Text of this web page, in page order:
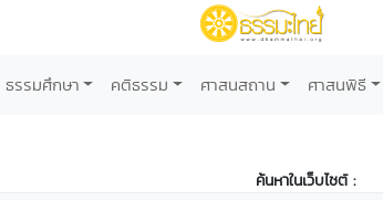
ธรรมศึกษา คติธรรม ศาสนสถาน ศาสนพิธี
ค้นหาในเว็บไซต์ :